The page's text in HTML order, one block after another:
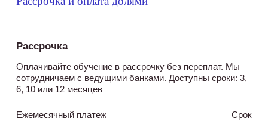
Рассрочка
Оплачивайте обучение в рассрочку без переплат. Мы
сотрудничаем с ведущими банками. Доступны сроки: 3,
6, 10 или 12 месяцев
Ежемесячный платеж Срок